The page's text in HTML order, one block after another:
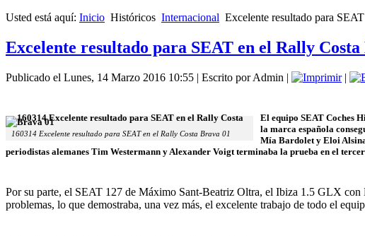
Usted está aquí: Inicio Históricos Internacional Excelente resultado para
Excelente resultado para SEAT en el Rally
Publicado el Lunes, 14 Marzo 2016 10:55 | Escrito por Admin | |
160314 Excelente resultado para SEAT en el Rally Costa Brava 01
El equipo SEAT Coches
la marca española
Mía Bardolet y Eloi
periodistas alemanes Tim Westermann y Alexander Voigt terminaba la prueba en el
Por su parte, el SEAT 127 de Máximo Sant-Beatriz Oltra, el Ibiza 1.5 GLX
problemas, lo que demostraba, una vez más, el excelente trabajo de todo el